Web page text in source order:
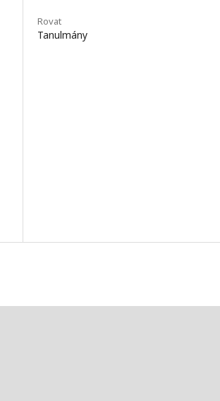
Rovat
Tanulmány